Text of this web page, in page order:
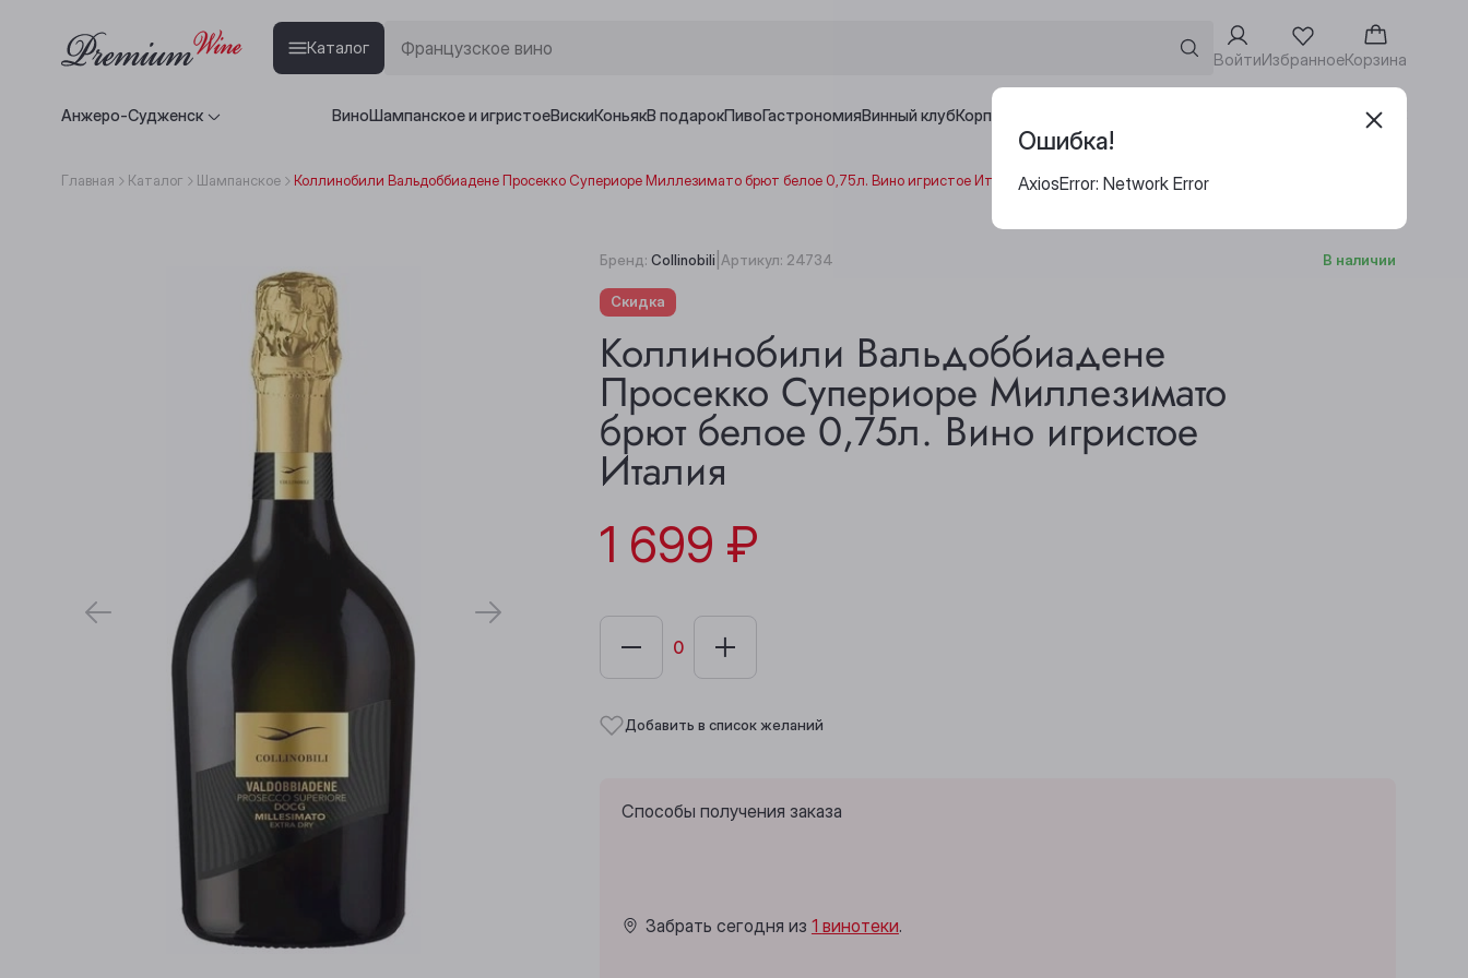
Каталог
ВойтиИзбранноеКорзина
Анжеро-Судженск ВиноШампанское и игристоеВискиКоньякВ подарокПивоГастрономияВинный клубКорпоративным клиентам Адреса винотек
Главная Каталог Шампанское Коллинобили Вальдоббиадене Просекко Супериоре Миллезимато брют белое 0,75л. Вино игристое Италия
Бренд: Collinobili Артикул: 24734 В наличии
Скидка
Коллинобили Вальдоббиадене
Просекко Супериоре Миллезимато
брют белое 0,75л. Вино игристое
Италия
1 699 ₽
Добавить в список желаний
Способы получения заказа
Забрать сегодня из 1 винотеки.
Ошибка!
AxiosError: Network Error